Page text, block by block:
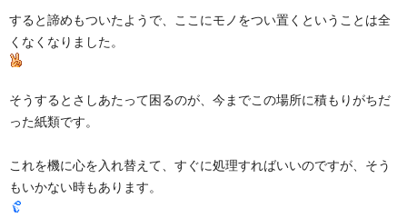
すると諦めもついたようで、ここにモノをつい置くということは全
くなくなりました。
そうするとさしあたって困るのが、今までこの場所に積もりがちだ
った紙類です。
これを機に心を入れ替えて、すぐに処理すればいいのですが、そう
もいかない時もあります。